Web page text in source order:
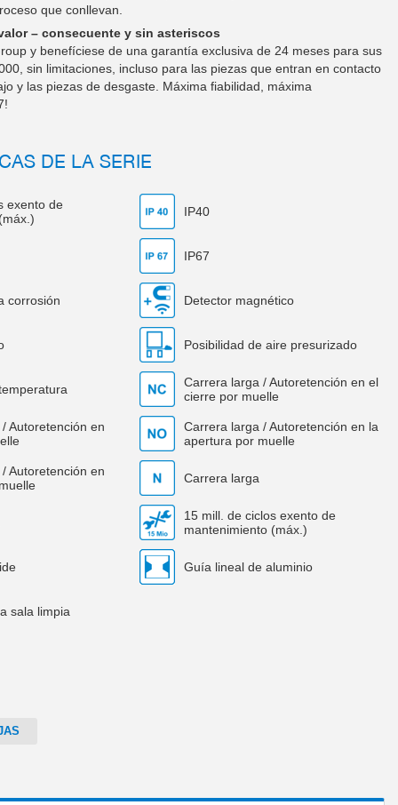
que conllevan.
– consecuente y sin asteriscos
y benefíciese de una garantía exclusiva de 24 meses para sus
sin limitaciones, incluso para las piezas que entran en contacto
y las piezas de desgaste. Máxima fiabilidad, máxima
DE LA SERIE
exento de
IP40
IP67
corrosión Detector magnético
Posibilidad de aire presurizado
Carrera larga / Autoretención en el
cierre por muelle
Autoretención en
Carrera larga / Autoretención en la
apertura por muelle
Autoretención en
Carrera larga
15 mill. de ciclos exento de
mantenimiento (máx.)
Guía lineal de aluminio
sala limpia